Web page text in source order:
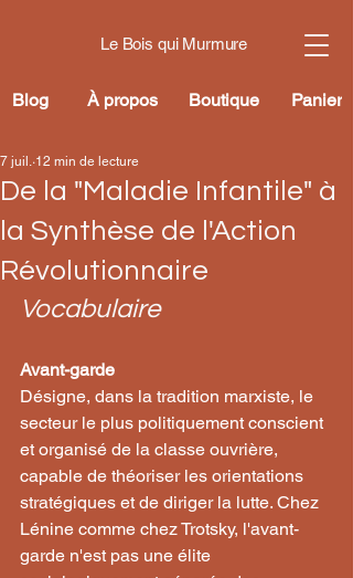
Le Bois qui Murmure
Blog À propos Boutique Panier
De la "Maladie Infantile" à
la Synthèse de l'Action
Révolutionnaire
7 juil. 12 min de lecture
Vocabulaire
Avant-garde
Désigne, dans la tradition marxiste, le
secteur le plus politiquement conscient
et organisé de la classe ouvrière,
capable de théoriser les orientations
stratégiques et de diriger la lutte. Chez
Lénine comme chez Trotsky, l'avant-
garde n'est pas une élite